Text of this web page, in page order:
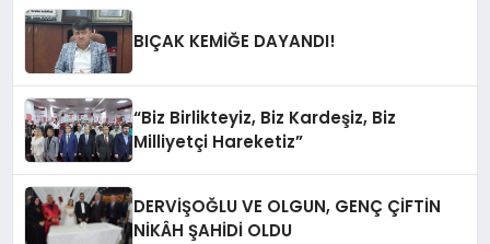
BIÇAK KEMİĞE DAYANDI!
“Biz Birlikteyiz, Biz Kardeşiz, Biz
Milliyetçi Hareketiz”
DERVİŞOĞLU VE OLGUN, GENÇ ÇİFTİN
NİKÂH ŞAHİDİ OLDU